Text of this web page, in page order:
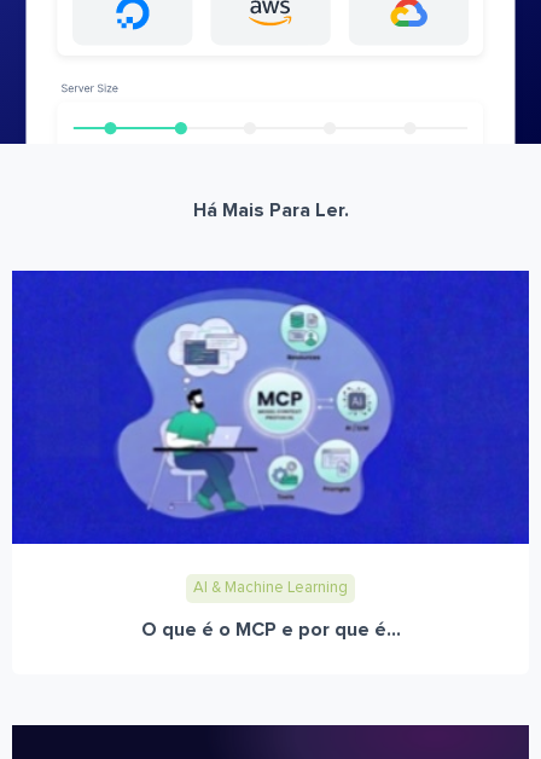
Há Mais Para Ler.
AI & Machine Learning
O que é o MCP e por que é...